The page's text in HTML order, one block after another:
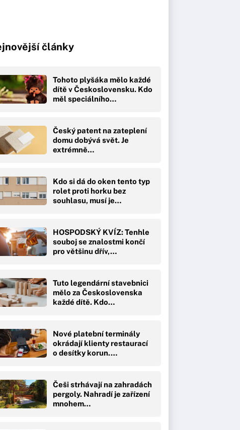
články
Tohoto plyšáka mělo každé
dítě v Československu. Kdo
měl speciálního…
Český patent na zateplení
domu dobývá svět. Je
extrémně…
Kdo si dá do oken tento typ
rolet proti horku bez
souhlasu, musí je…
HOSPODSKÝ KVÍZ: Tenhle
souboj se znalostmi končí
pro většinu dřív,…
Tuto legendární stavebnici
mělo za Československa
každé dítě. Kdo…
Nové platební terminály
okrádají klienty restaurací
o desítky korun.…
Češi strhávají na zahradách
pergoly. Nahradí je zařízení
mnohem…